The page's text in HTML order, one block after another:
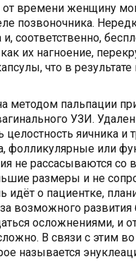
времени женщину
позвоночника.
соответственно,
их нагноение,
что в результате
методом пальпации
УЗИ.
целостность яичника и
фолликулярные или
не рассасываются со
размеры и не
идёт о пациентке,
возможного развития
осложнениями, и
В связи с этим во
называется